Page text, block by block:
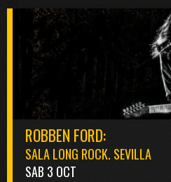
ROBBEN FORD:
SALA LONG ROCK. SEVILLA
SAB 3 OCT